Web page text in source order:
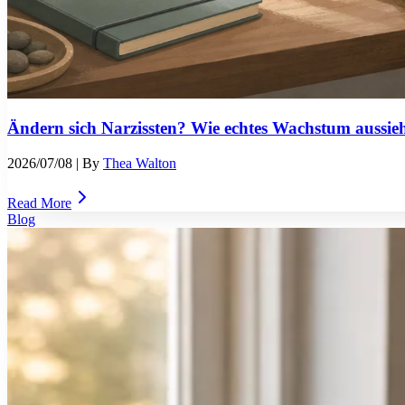
Ändern sich Narzissten? Wie echtes Wachstum
2026/07/08 | By Thea Walton
Read More
Blog